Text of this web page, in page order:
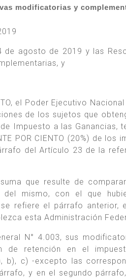
modificatorias y
de agosto de 2019 y las
y
el Poder Ejecutivo
de los sujetos que
Impuesto a las Ganancias,
POR CIENTO (20%) de
del Artículo 23 de la
que resulte de
mismo, con el que
refiere el párrafo anterior,
esta Administración
N° 4.003, sus
de retención en el
b), c) -excepto las
y en el segundo